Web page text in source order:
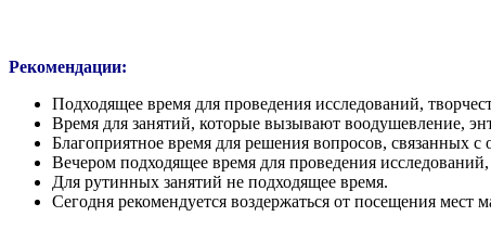
Рекомендации:
Подходящее время для проведения исследований,
Время для занятий, которые вызывают воодушевление,
Благоприятное время для решения вопросов, связанных
Вечером подходящее время для проведения
Для рутинных занятий не подходящее время.
Сегодня рекомендуется воздержаться от посещения мест